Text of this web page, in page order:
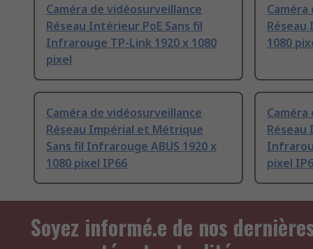
Caméra de vidéosurveillance
Réseau Intérieur PoE Sans fil
Infrarouge TP-Link 1920 x 1080
pixel
Réseau
1080
Caméra de vidéosurveillance
Réseau Impérial et Métrique
Sans fil Infrarouge ABUS 1920 x
1080 pixel IP66
Réseau
pixel
Soyez informé.e de nos